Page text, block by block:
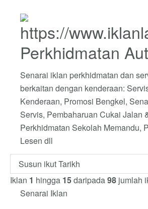
Perkhidmatan
Senarai iklan perkhidmatan dan
berkaitan dengan kenderaan:
Kenderaan, Promosi Bengkel,
Servis, Pembaharuan Cukai Jalan
Perkhidmatan Sekolah Memandu,
Lesen dll
Iklan 1 hingga 15daripada98 jumlah
Senarai Iklan